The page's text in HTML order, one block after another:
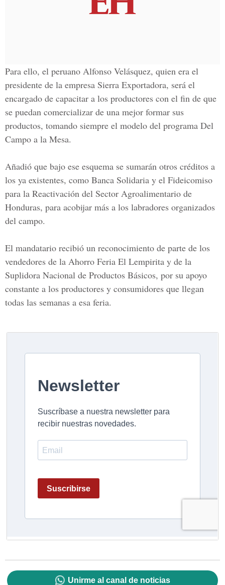
Para ello, el peruano Alfonso Velásquez, quien era el
presidente de la empresa Sierra Exportadora, será el
encargado de capacitar a los productores con el fin de que
se puedan comercializar de una mejor formar sus
productos, tomando siempre el modelo del programa Del
Campo a la Mesa.
Añadió que bajo ese esquema se sumarán otros créditos a
los ya existentes, como Banca Solidaria y el Fideicomiso
para la Reactivación del Sector Agroalimentario de
Honduras, para acobijar más a los labradores organizados
del campo.
El mandatario recibió un reconocimiento de parte de los
vendedores de la Ahorro Feria El Lempirita y de la
Suplidora Nacional de Productos Básicos, por su apoyo
constante a los productores y consumidores que llegan
todas las semanas a esa feria.
Unirme al canal de noticias